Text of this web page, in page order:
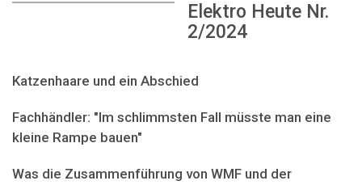
Elektro Heute Nr.
2/2024
Katzenhaare und ein Abschied
Fachhändler: "Im schlimmsten Fall müsste man eine
kleine Rampe bauen"
Was die Zusammenführung von WMF und der